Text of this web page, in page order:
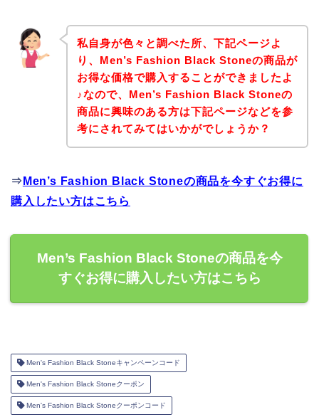
私自身が色々と調べた所、下記ページよ
り、Men’s Fashion Black Stoneの商品が
お得な価格で購入することができましたよ
♪なので、Men’s Fashion Black Stoneの
商品に興味のある方は下記ページなどを参
考にされてみてはいかがでしょうか？
⇒ Men’s Fashion Black Stoneの商品を今すぐお得に
購入したい方はこちら
Men’s Fashion Black Stoneの商品を今
すぐお得に購入したい方はこちら
Men's Fashion Black Stoneキャンペーンコード
Men's Fashion Black Stoneクーポン
Men's Fashion Black Stoneクーポンコード